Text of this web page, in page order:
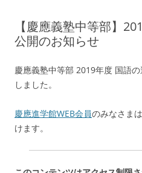
【慶應義塾中等部】
公開のお知らせ
慶應義塾中等部 2019年度 国語
しました。
慶應進学館WEB会員のみなさま
けます。